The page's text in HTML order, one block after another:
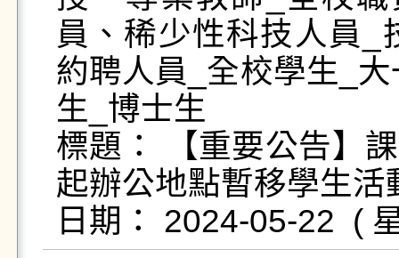
員、稀少性科技人員
約聘人員_全校學生_
生_博士生
標題： 【重要公告】
起辦公地點暫移學生